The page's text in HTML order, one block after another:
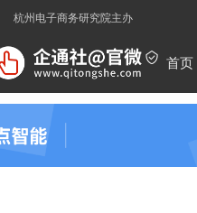
杭州电子商务研究院主办
首页